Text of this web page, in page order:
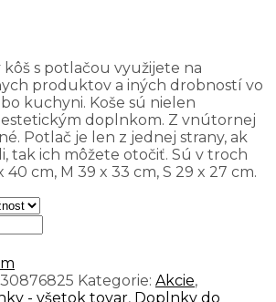
s potlačou využijete na
produktov a iných drobností vo
kuchyni. Koše sú nielen
doplnkom. Z vnútornej
Potlač je len z jednej strany, ak
tak ich môžete otočiť. Sú v troch
cm, M 39 x 33 cm, S 29 x 27 cm.
30876825 Kategorie: Akcie,
- všetok tovar, Doplnky do